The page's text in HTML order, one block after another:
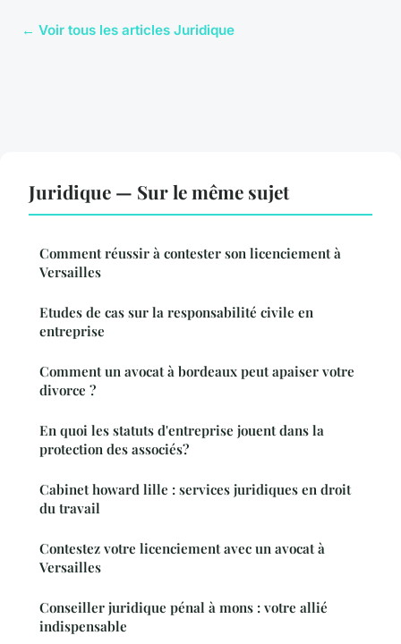
← Voir tous les articles Juridique
Juridique — Sur le même sujet
Comment réussir à contester son licenciement à
Versailles
Etudes de cas sur la responsabilité civile en
entreprise
Comment un avocat à bordeaux peut apaiser votre
divorce ?
En quoi les statuts d'entreprise jouent dans la
protection des associés?
Cabinet howard lille : services juridiques en droit
du travail
Contestez votre licenciement avec un avocat à
Versailles
Conseiller juridique pénal à mons : votre allié
indispensable